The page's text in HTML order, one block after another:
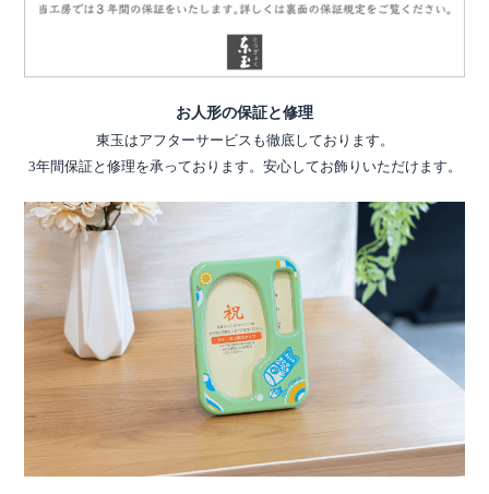
お人形の保証と修理
東玉はアフターサービスも徹底しております。
3年間保証と修理を承っております。安心してお飾りいただけます。